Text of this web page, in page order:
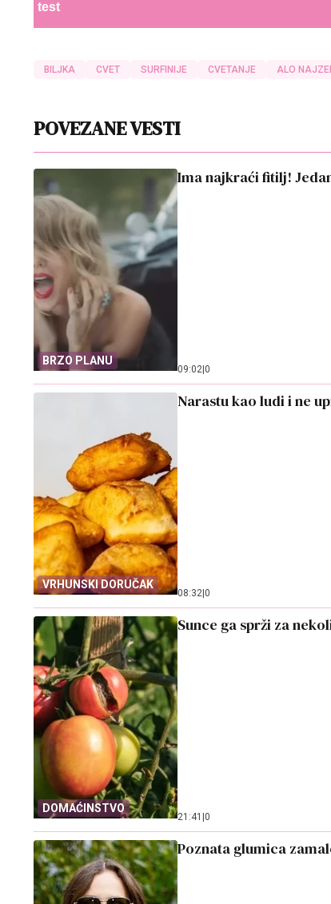
test
BILJKA CVET SURFINIJE CVETANJE ALO
POVEZANE VESTI
BRZO PLANU
Ima najkraći fitilj!
09:02 0
VRHUNSKI DORUČAK
Narastu kao ludi i ne
08:32 0
DOMAĆINSTVO
Sunce ga sprži za
21:41 0
Poznata glumica